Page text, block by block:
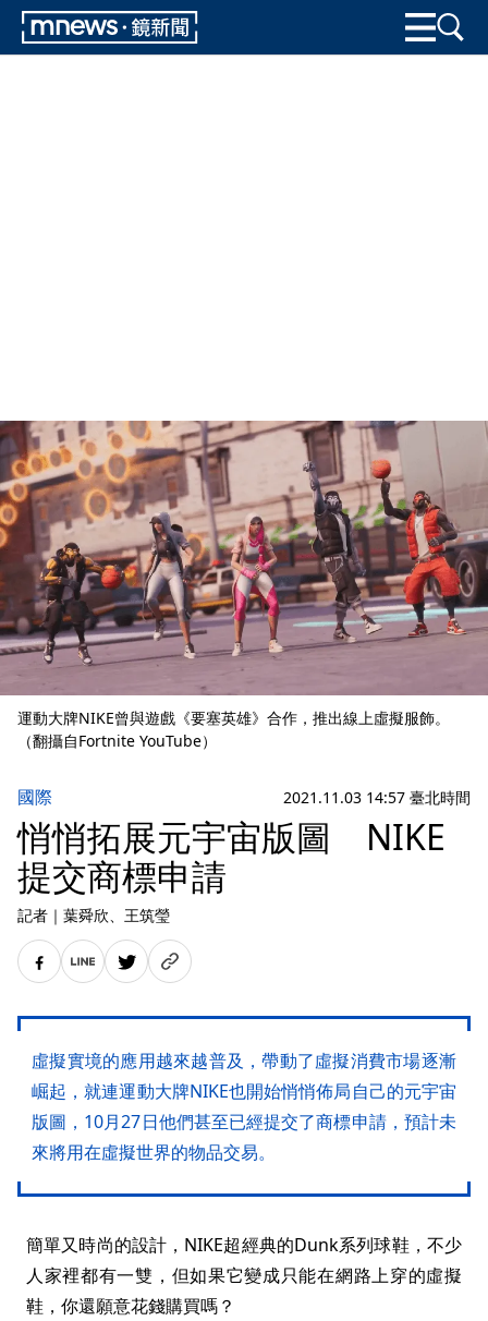
運動大牌NIKE曾與遊戲《要塞英雄》合作，推出線上虛擬服飾。
（翻攝自Fortnite YouTube）
國際 2021.11.03 14:57 臺北時間
悄悄拓展元宇宙版圖 NIKE
提交商標申請
記者 ｜ 葉舜欣、王筑瑩
虛擬實境的應用越來越普及，帶動了虛擬消費市場逐漸
崛起，就連運動大牌NIKE也開始悄悄佈局自己的元宇宙
版圖，10月27日他們甚至已經提交了商標申請，預計未
來將用在虛擬世界的物品交易。
簡單又時尚的設計，NIKE超經典的Dunk系列球鞋，不少
人家裡都有一雙，但如果它變成只能在網路上穿的虛擬
鞋，你還願意花錢購買嗎？